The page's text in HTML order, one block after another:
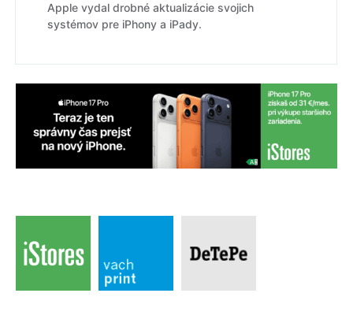
Apple vydal drobné aktualizácie svojich
systémov pre iPhony a iPady.